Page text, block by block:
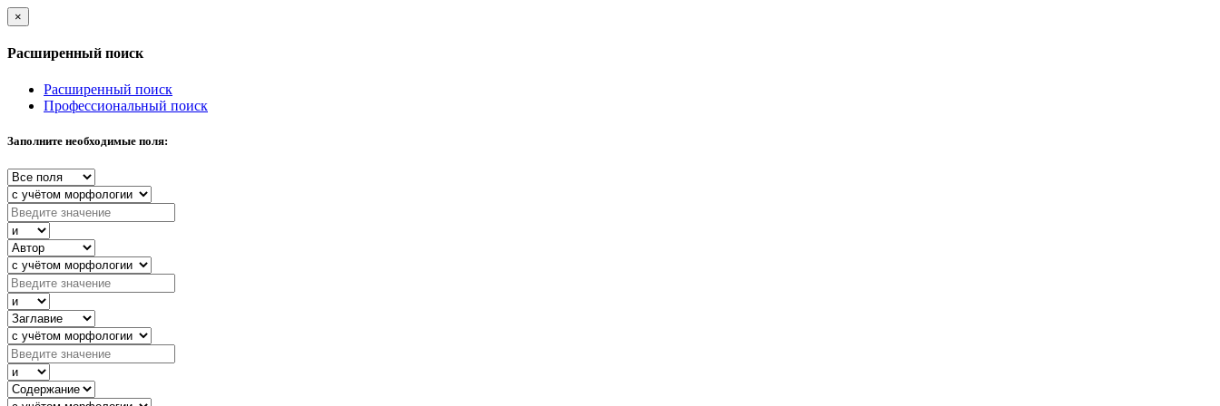
×
Расширенный поиск
Расширенный поиск
Профессиональный поиск
Заполните необходимые поля: